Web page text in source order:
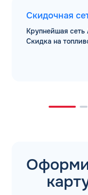
Скидочная
Крупнейшая
Скидка на